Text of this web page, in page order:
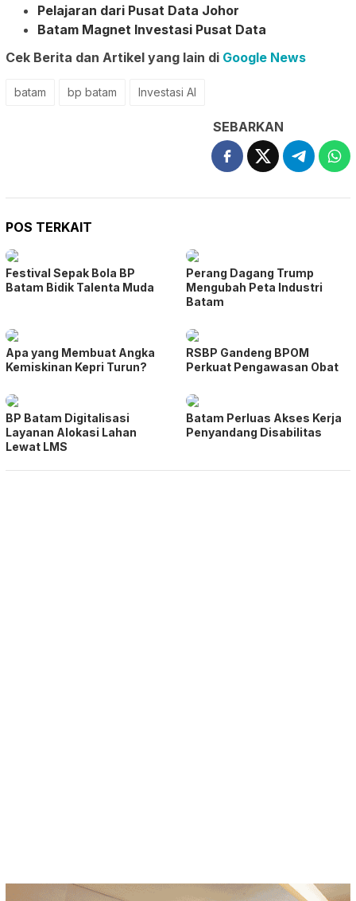
Pelajaran dari Pusat Data Johor
Batam Magnet Investasi Pusat Data
Cek Berita dan Artikel yang lain di Google News
batam bp batam Investasi AI
SEBARKAN
POS TERKAIT
Festival Sepak Bola BP
Batam Bidik Talenta Muda
Perang Dagang Trump
Mengubah Peta Industri
Batam
Apa yang Membuat Angka
Kemiskinan Kepri Turun?
RSBP Gandeng BPOM
Perkuat Pengawasan Obat
BP Batam Digitalisasi
Layanan Alokasi Lahan
Lewat LMS
Batam Perluas Akses Kerja
Penyandang Disabilitas